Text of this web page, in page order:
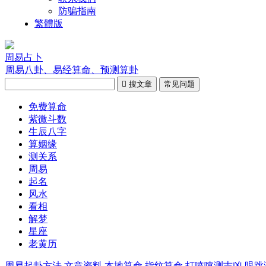
防骗指南
繁體版
周易占卜
周易八卦、易经算命、预测算卦
 搜文章 常见问题
免费算命
紫微斗数
生辰八字
算姻缘
测关系
周易
起名
风水
看相
解梦
星座
老黄历